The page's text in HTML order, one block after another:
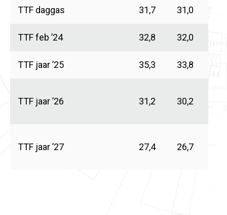
TTF daggas 31,7 31,0
TTF feb ’24 32,8 32,0
TTF jaar ’25 35,3 33,8
TTF jaar ’26 31,2 30,2
TTF jaar ’27 27,4 26,7